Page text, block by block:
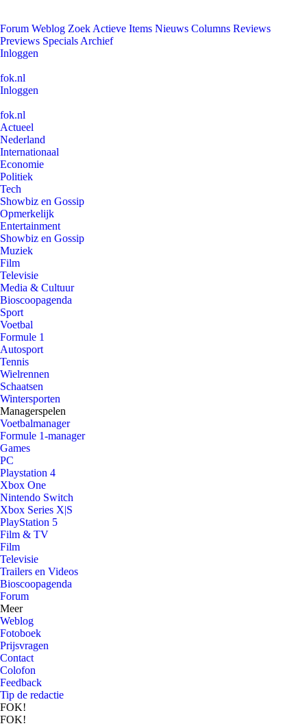
Forum Weblog Zoek Actieve Items Nieuws Columns Reviews
Previews Specials Archief
Inloggen
fok.nl
Inloggen
fok.nl
Actueel
Nederland
Internationaal
Economie
Politiek
Tech
Showbiz en Gossip
Opmerkelijk
Entertainment
Showbiz en Gossip
Muziek
Film
Televisie
Media & Cultuur
Bioscoopagenda
Sport
Voetbal
Formule 1
Autosport
Tennis
Wielrennen
Schaatsen
Wintersporten
Managerspelen
Voetbalmanager
Formule 1-manager
Games
PC
Playstation 4
Xbox One
Nintendo Switch
Xbox Series X|S
PlayStation 5
Film & TV
Film
Televisie
Trailers en Videos
Bioscoopagenda
Forum
Meer
Weblog
Fotoboek
Prijsvragen
Contact
Colofon
Feedback
Tip de redactie
FOK!
FOK!